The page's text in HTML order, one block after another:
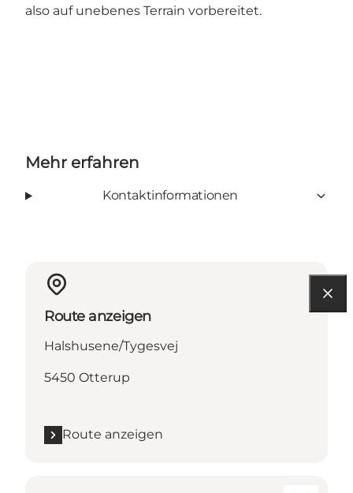
also auf unebenes Terrain vorbereitet.
Mehr erfahren
Kontaktinformationen
Route anzeigen
Halshusene/Tygesvej
5450 Otterup
Route anzeigen